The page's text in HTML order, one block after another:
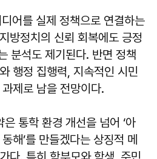
어를 실제 정책으로 연결하는
방정치의 신뢰 회복에도 긍정
분석도 제기된다. 반면 정책
행정 집행력, 지속적인 시민
제로 남을 전망이다.
통학 환경 개선을 넘어 ‘아
해’를 만들겠다는 상징적 메